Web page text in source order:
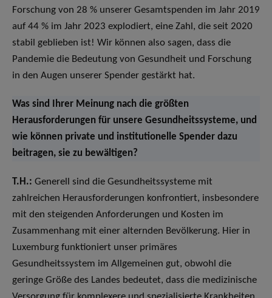
Forschung von 28 % unserer Gesamtspenden im Jahr 2019
auf 44 % im Jahr 2023 explodiert, eine Zahl, die seit 2020
stabil geblieben ist! Wir können also sagen, dass die
Pandemie die Bedeutung von Gesundheit und Forschung
in den Augen unserer Spender gestärkt hat.
Was sind Ihrer Meinung nach die größten
Herausforderungen für unsere Gesundheitssysteme, und
wie können private und institutionelle Spender dazu
beitragen, sie zu bewältigen?
T.H.: Generell sind die Gesundheitssysteme mit
zahlreichen Herausforderungen konfrontiert, insbesondere
mit den steigenden Anforderungen und Kosten im
Zusammenhang mit einer alternden Bevölkerung. Hier in
Luxemburg funktioniert unser primäres
Gesundheitssystem im Allgemeinen gut, obwohl die
geringe Größe des Landes bedeutet, dass die medizinische